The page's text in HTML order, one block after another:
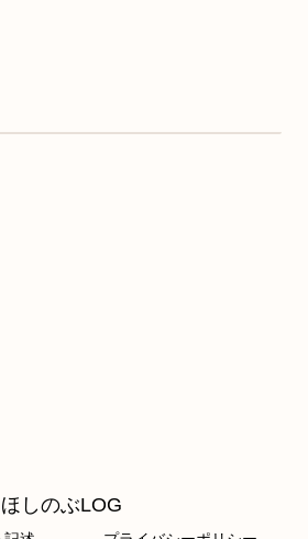
ほしのぶLOG